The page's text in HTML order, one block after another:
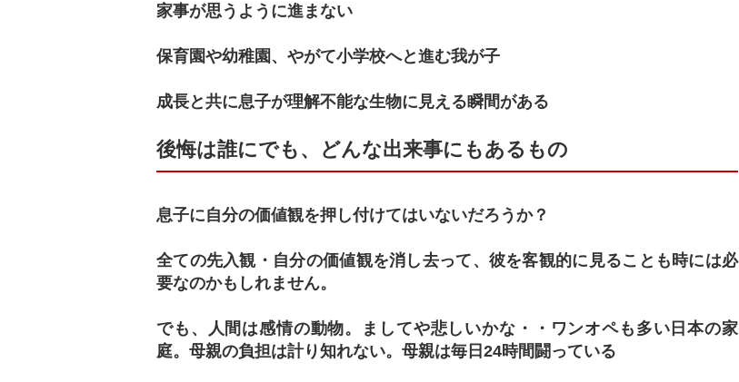
家事が思うように進まない
保育園や幼稚園、やがて小学校へと進む我が子
成長と共に息子が理解不能な生物に見える瞬間がある
後悔は誰にでも、どんな出来事にもあるもの
息子に自分の価値観を押し付けてはいないだろうか？
全ての先入観・自分の価値観を消し去って、彼を客観的に見ることも時には必
要なのかもしれません。
でも、人間は感情の動物。ましてや悲しいかな・・ワンオペも多い日本の家
庭。母親の負担は計り知れない。母親は毎日24時間闘っている